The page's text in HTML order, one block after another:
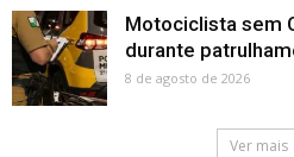
Motociclista sem
durante
8 de agosto de 2026
Ver mais